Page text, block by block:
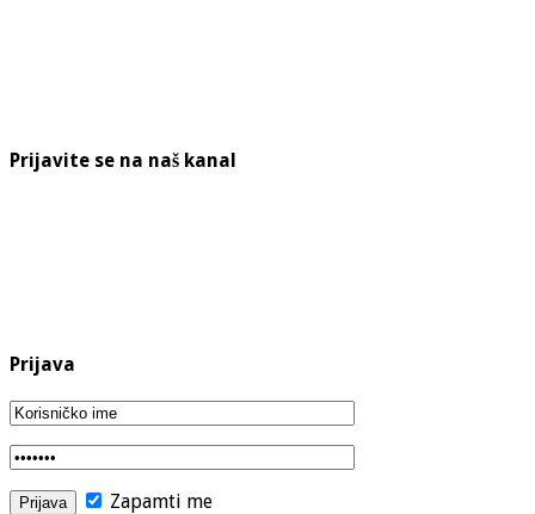
Prijavite se na naš kanal
Prijava
Zapamti me